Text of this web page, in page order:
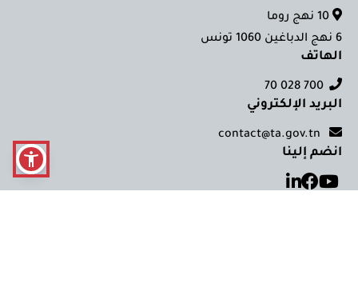
6 نهج الدباغين 1060 تونس
الهاتف
700 028 70
البريد الإلكتروني
انضم إلينا